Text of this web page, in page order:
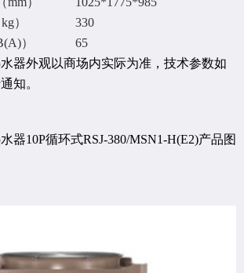
）
330
）
65
器外观以商场内实际为准，技术参数如
知。
10P循环式RSJ-380/MSN1-H(E2)产品图